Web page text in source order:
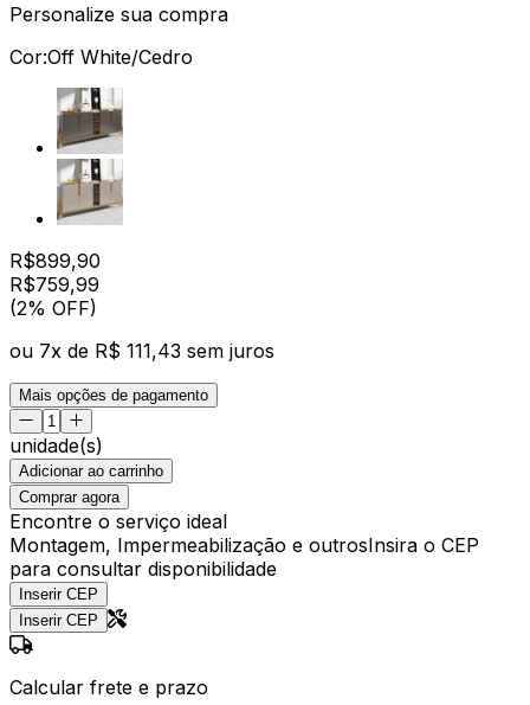
Personalize sua compra
Cor:Off White/Cedro
R$899,90
R$759,99
(2% OFF)
ou 7x de R$ 111,43 sem juros
Mais opções de pagamento
unidade(s)
Adicionar ao carrinho
Comprar agora
Encontre o serviço ideal
Montagem, Impermeabilização e outrosInsira o CEP
para consultar disponibilidade
Inserir CEP
Inserir CEP
Calcular frete e prazo